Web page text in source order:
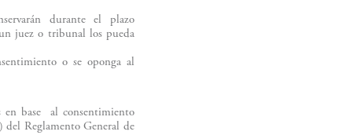
durante el plazo
juez o tribunal los pueda
o se oponga al
en base al consentimiento
del Reglamento General de